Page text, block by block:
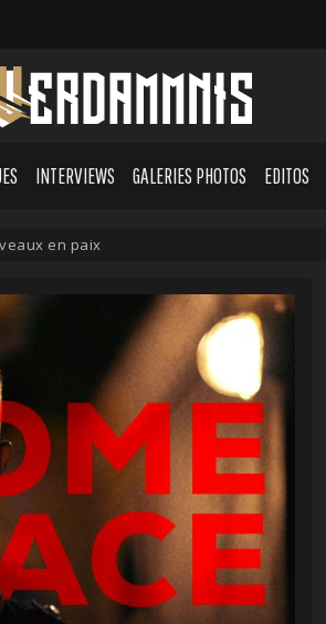
INTERVIEWS GALERIES PHOTOS EDITOS
en paix